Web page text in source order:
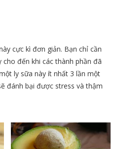
cực kì đơn giản. Bạn chỉ cần
đến khi các thành phần đã
ly sữa này ít nhất 3 lần một
đánh bại được stress và thậm